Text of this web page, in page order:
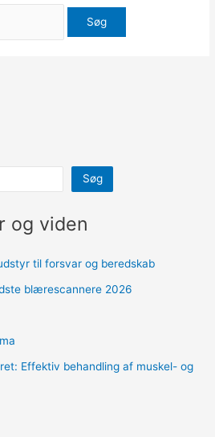
Søg
og viden
til forsvar og beredskab
blærescannere 2026
Effektiv behandling af muskel- og